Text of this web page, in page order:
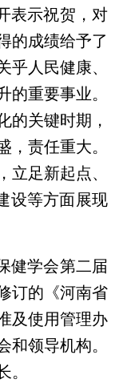
示祝贺，对
的成绩给予了
人民健康、
重要事业。
的关键时期，
责任重大。
足新起点、
设等方面展现
学会第二届
订的《河南省
及使用管理办
领导机构。